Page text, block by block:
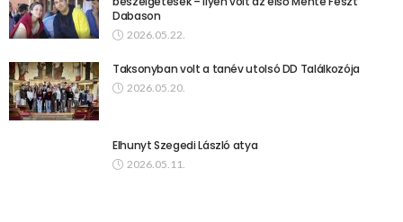
Dabason
2026.05.22.
Taksonyban volt a tanév utolsó DD Találkozója
2026.05.20.
Elhunyt Szegedi László atya
2026.05.11.